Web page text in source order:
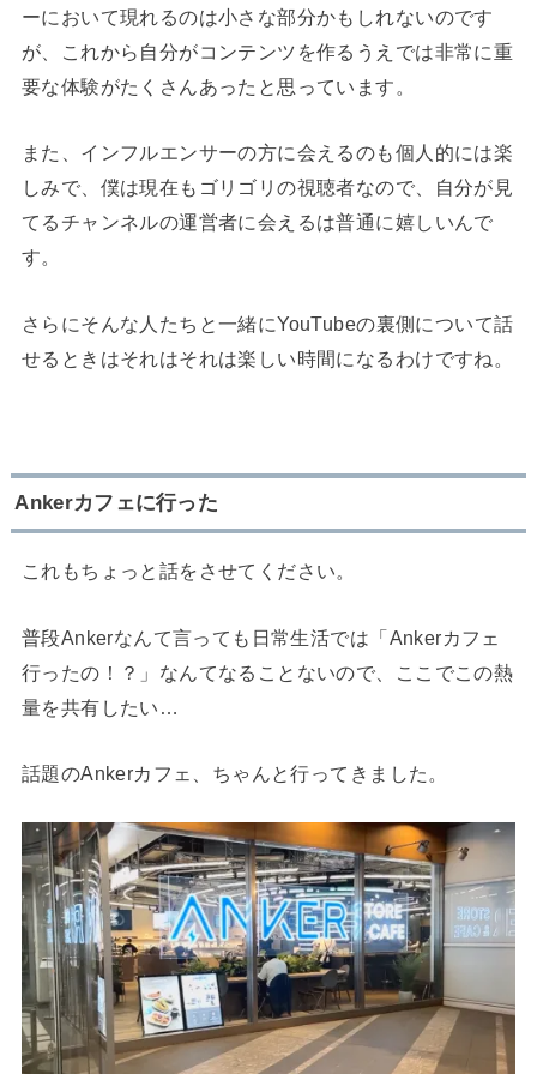
ーにおいて現れるのは小さな部分かもしれないのです
が、これから自分がコンテンツを作るうえでは非常に重
要な体験がたくさんあったと思っています。
また、インフルエンサーの方に会えるのも個人的には楽
しみで、僕は現在もゴリゴリの視聴者なので、自分が見
てるチャンネルの運営者に会えるは普通に嬉しいんで
す。
さらにそんな人たちと一緒にYouTubeの裏側について話
せるときはそれはそれは楽しい時間になるわけですね。
Ankerカフェに行った
これもちょっと話をさせてください。
普段Ankerなんて言っても日常生活では「Ankerカフェ
行ったの！？」なんてなることないので、ここでこの熱
量を共有したい…
話題のAnkerカフェ、ちゃんと行ってきました。